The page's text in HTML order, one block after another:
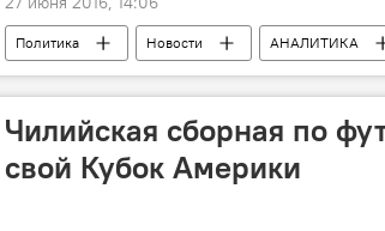
Политика Новости АНАЛИТИКА
Чилийская сборная по
свой Кубок Америки